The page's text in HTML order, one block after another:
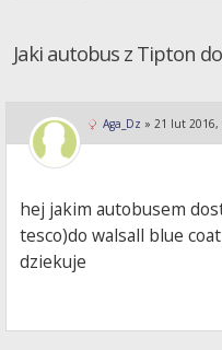
Jaki autobus z Tipton
Aga_Dz » 21 lut 2016,
hej jakim autobusem
tesco)do walsall blue
dziekuje